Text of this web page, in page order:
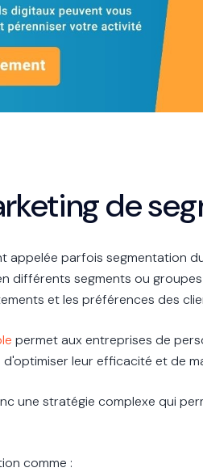
de
appelée parfois segmentation
différents segments ou
et les préférences des
permet aux entreprises de
leur efficacité et de
une stratégie complexe qui
comme :